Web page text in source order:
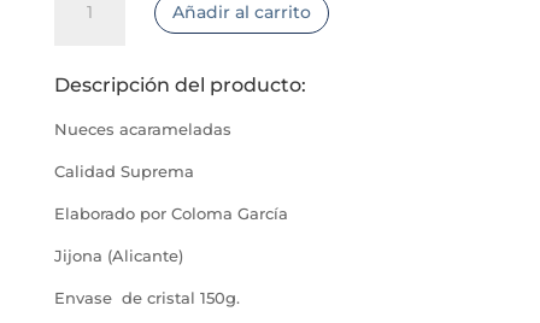
acarameladas
cantidad
Añadir al carrito
Descripción del producto:
Nueces acarameladas
Calidad Suprema
Elaborado por Coloma García
Jijona (Alicante)
Envase de cristal 150g.